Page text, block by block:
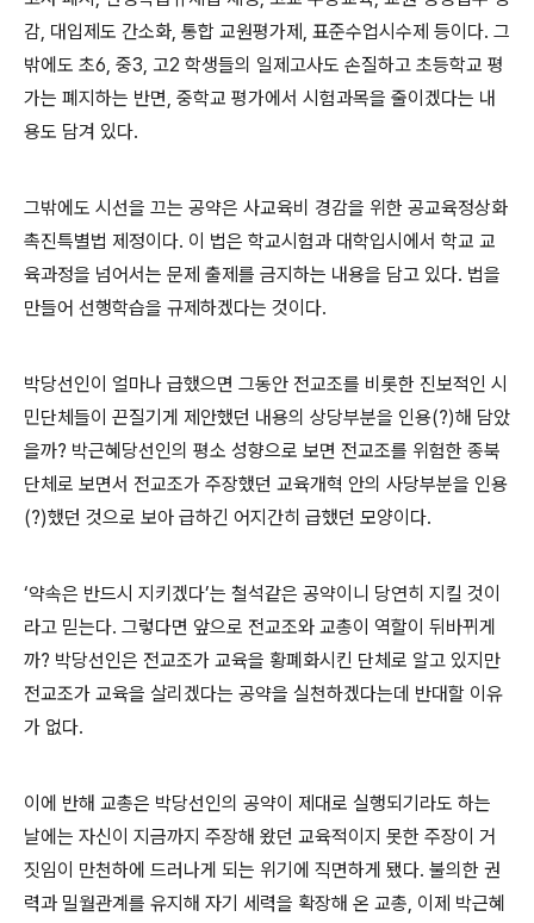
감, 대입제도 간소화, 통합 교원평가제, 표준수업시수제 등이다. 그
밖에도 초6, 중3, 고2 학생들의 일제고사도 손질하고 초등학교 평
가는 폐지하는 반면, 중학교 평가에서 시험과목을 줄이겠다는 내
용도 담겨 있다.
그밖에도 시선을 끄는 공약은 사교육비 경감을 위한 공교육정상화
촉진특별법 제정이다. 이 법은 학교시험과 대학입시에서 학교 교
육과정을 넘어서는 문제 출제를 금지하는 내용을 담고 있다. 법을
만들어 선행학습을 규제하겠다는 것이다.
박당선인이 얼마나 급했으면 그동안 전교조를 비롯한 진보적인 시
민단체들이 끈질기게 제안했던 내용의 상당부분을 인용(?)해 담았
을까? 박근혜당선인의 평소 성향으로 보면 전교조를 위험한 종북
단체로 보면서 전교조가 주장했던 교육개혁 안의 사당부분을 인용
(?)했던 것으로 보아 급하긴 어지간히 급했던 모양이다.
‘약속은 반드시 지키겠다’는 철석같은 공약이니 당연히 지킬 것이
라고 믿는다. 그렇다면 앞으로 전교조와 교총이 역할이 뒤바뀌게
까? 박당선인은 전교조가 교육을 황폐화시킨 단체로 알고 있지만
전교조가 교육을 살리겠다는 공약을 실천하겠다는데 반대할 이유
가 없다.
이에 반해 교총은 박당선인의 공약이 제대로 실행되기라도 하는
날에는 자신이 지금까지 주장해 왔던 교육적이지 못한 주장이 거
짓임이 만천하에 드러나게 되는 위기에 직면하게 됐다. 불의한 권
력과 밀월관계를 유지해 자기 세력을 확장해 온 교총, 이제 박근혜